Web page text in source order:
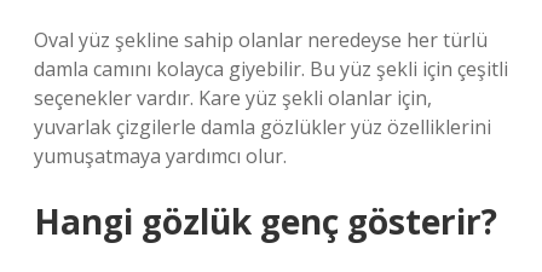
Oval yüz şekline sahip olanlar neredeyse her türlü
damla camını kolayca giyebilir. Bu yüz şekli için çeşitli
seçenekler vardır. Kare yüz şekli olanlar için,
yuvarlak çizgilerle damla gözlükler yüz özelliklerini
yumuşatmaya yardımcı olur.
Hangi gözlük genç gösterir?